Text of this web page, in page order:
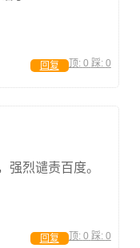
顶: 0 踩: 0
回复
强烈谴责百度。
顶: 0 踩: 0
回复